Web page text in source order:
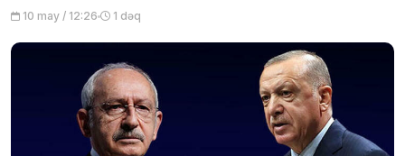
10 may / 12:26 1 dəq